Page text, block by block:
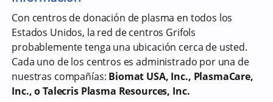
Con centros de donación de plasma en todos los
Estados Unidos, la red de centros Grifols
probablemente tenga una ubicación cerca de usted.
Cada uno de los centros es administrado por una de
nuestras compañías: Biomat USA, Inc., PlasmaCare,
Inc., o Talecris Plasma Resources, Inc.